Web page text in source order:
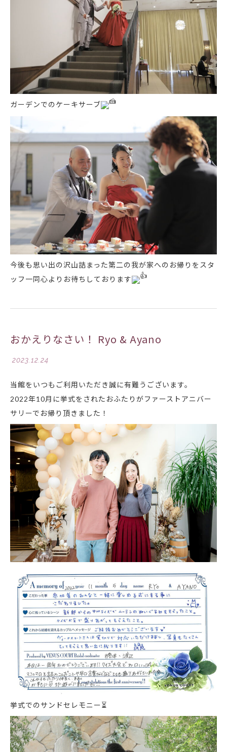
ガーデンでのケーキサーブ
今後も思い出の沢山詰まった第二の我が家へのお帰りをスタ
ッフ一同心よりお待ちしております
おかえりなさい！ Ryo & Ayano
2023.12.24
当館をいつもご利用いただき誠に有難うございます。
2022年10月に挙式をされたおふたりがファーストアニバー
サリーでお帰り頂きました！
挙式でのサンドセレモニー⏳